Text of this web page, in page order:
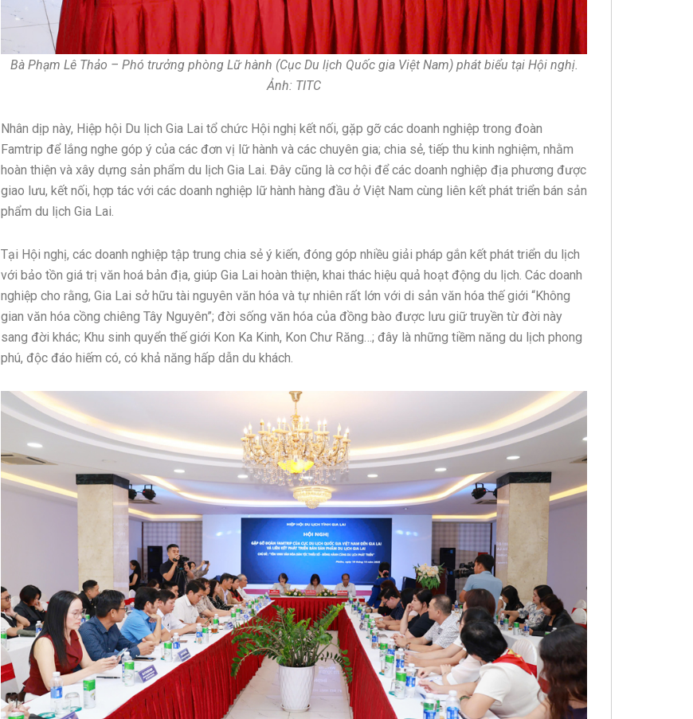
Bà Phạm Lê Thảo – Phó trưởng phòng Lữ hành (Cục Du lịch Quốc gia Việt Nam) phát biểu tại Hội nghị.
Ảnh: TITC
Nhân dịp này, Hiệp hội Du lịch Gia Lai tổ chức Hội nghị kết nối, gặp gỡ các doanh nghiệp trong đoàn
Famtrip để lắng nghe góp ý của các đơn vị lữ hành và các chuyên gia; chia sẻ, tiếp thu kinh nghiệm, nhằm
hoàn thiện và xây dựng sản phẩm du lịch Gia Lai. Đây cũng là cơ hội để các doanh nghiệp địa phương được
giao lưu, kết nối, hợp tác với các doanh nghiệp lữ hành hàng đầu ở Việt Nam cùng liên kết phát triển bán sản
phẩm du lịch Gia Lai.
Tại Hội nghị, các doanh nghiệp tập trung chia sẻ ý kiến, đóng góp nhiều giải pháp gắn kết phát triển du lịch
với bảo tồn giá trị văn hoá bản địa, giúp Gia Lai hoàn thiện, khai thác hiệu quả hoạt động du lịch. Các doanh
nghiệp cho rằng, Gia Lai sở hữu tài nguyên văn hóa và tự nhiên rất lớn với di sản văn hóa thế giới “Không
gian văn hóa cồng chiêng Tây Nguyên”; đời sống văn hóa của đồng bào được lưu giữ truyền từ đời này
sang đời khác; Khu sinh quyển thế giới Kon Ka Kinh, Kon Chư Răng…; đây là những tiềm năng du lịch phong
phú, độc đáo hiếm có, có khả năng hấp dẫn du khách.